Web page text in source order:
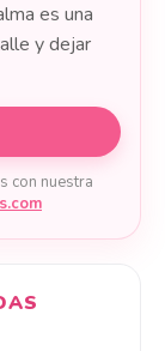
es una
y dejar
con nuestra